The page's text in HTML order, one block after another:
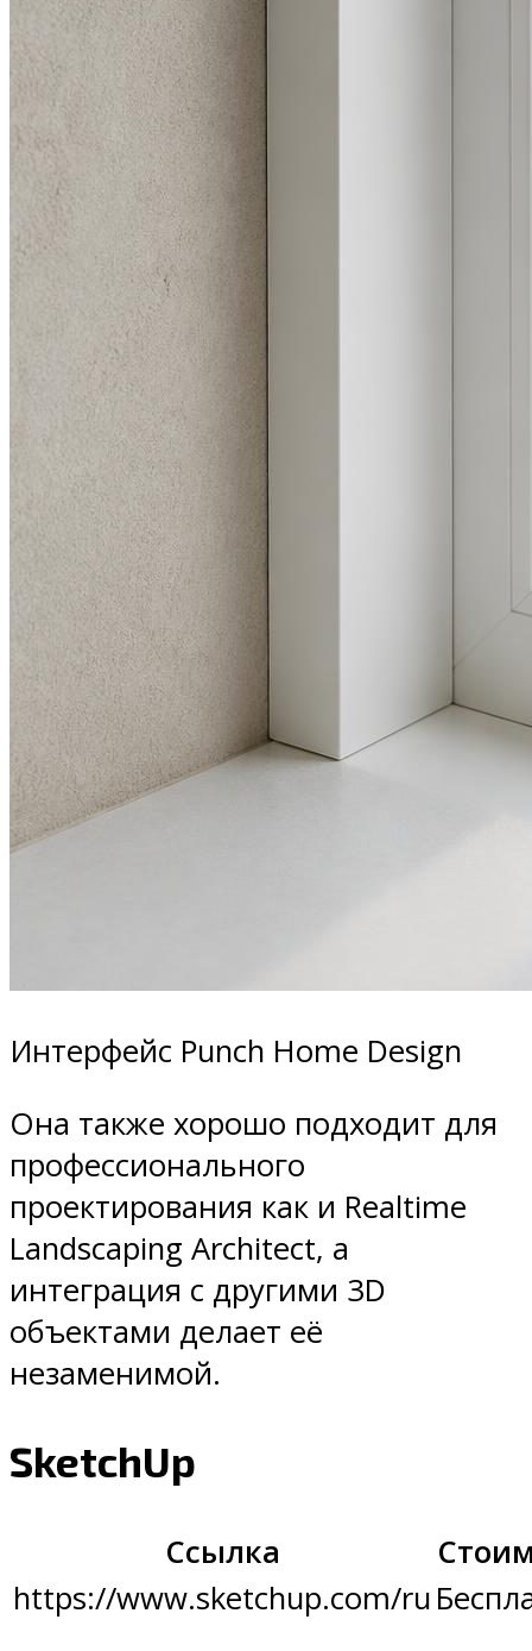
Интерфейс Punch Home Design
Она также хорошо подходит для
профессионального
проектирования как и Realtime
Landscaping Architect, а
интеграция с другими 3D
объектами делает её
незаменимой.
SketchUp
Ссылка
https://www.sketchup.com/ru